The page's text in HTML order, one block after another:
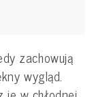
zachowują
wygląd.